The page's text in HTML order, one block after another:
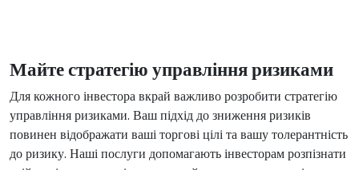
Майте стратегію управління ризиками
Для кожного інвестора вкрай важливо розробити стратегію
управління ризиками. Ваш підхід до зниження ризиків
повинен відображати ваші торгові цілі та вашу толерантність
до ризику. Наші послуги допомагають інвесторам розпізнати